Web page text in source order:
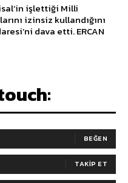
işlettiği Milli
izinsiz kullandığını
dava etti. ERCAN
BEĞEN
TAKIP ET